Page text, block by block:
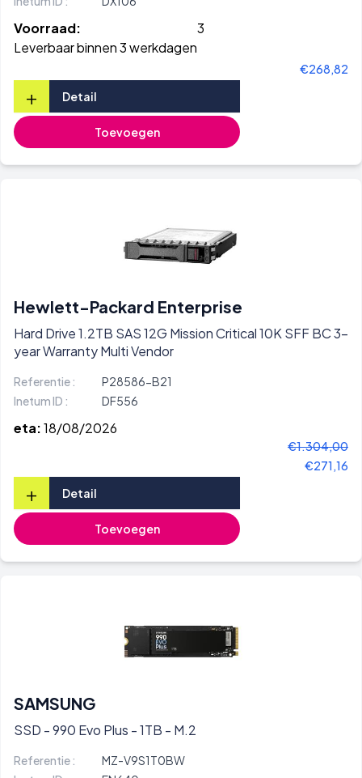
Voorraad:
3
Leverbaar binnen 3 werkdagen
€268,82
+ Detail
Toevoegen
Hewlett-Packard Enterprise
Hard Drive 1.2TB SAS 12G Mission Critical 10K SFF BC 3-
year Warranty Multi Vendor
Referentie :
P28586-B21
Inetum ID :
DF556
eta:18/08/2026
€1.304,00
€271,16
+ Detail
Toevoegen
SAMSUNG
SSD - 990 Evo Plus - 1TB - M.2
Referentie :
MZ-V9S1T0BW